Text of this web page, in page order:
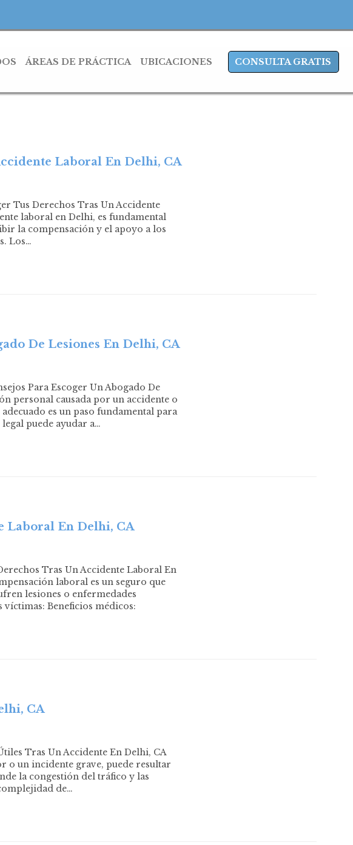
ÁREAS DE PRÁCTICA UBICACIONES CONSULTA GRATIS
Laboral En Delhi, CA
Tus Derechos Tras Un Accidente
laboral en Delhi, es fundamental
la compensación y el apoyo a los
Los…
De Lesiones En Delhi, CA
Para Escoger Un Abogado De
personal causada por un accidente o
es un paso fundamental para
puede ayudar a…
Laboral En Delhi, CA
Tras Un Accidente Laboral En
laboral es un seguro que
lesiones o enfermedades
víctimas: Beneficios médicos:
CA
Tras Un Accidente En Delhi, CA
o un incidente grave, puede resultar
la congestión del tráfico y las
de…